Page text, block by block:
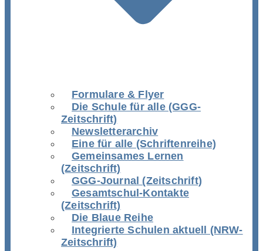
Formulare & Flyer
Die Schule für alle (GGG-
Zeitschrift)
Newsletterarchiv
Eine für alle (Schriftenreihe)
Gemeinsames Lernen
(Zeitschrift)
GGG-Journal (Zeitschrift)
Gesamtschul-Kontakte
(Zeitschrift)
Die Blaue Reihe
Integrierte Schulen aktuell (NRW-
Zeitschrift)